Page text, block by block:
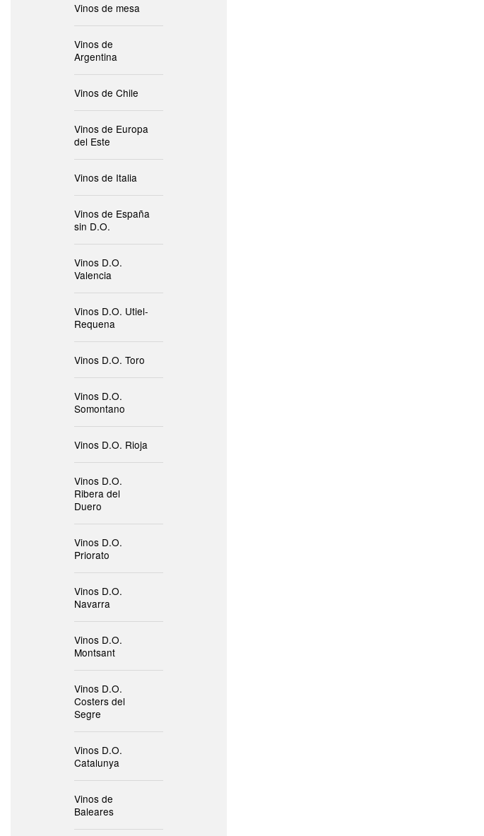
Vinos de mesa
Vinos de
Argentina
Vinos de Chile
Vinos de Europa
del Este
Vinos de Italia
Vinos de España
sin D.O.
Vinos D.O.
Valencia
Vinos D.O. Utiel-
Requena
Vinos D.O. Toro
Vinos D.O.
Somontano
Vinos D.O. Rioja
Vinos D.O.
Ribera del
Duero
Vinos D.O.
Priorato
Vinos D.O.
Navarra
Vinos D.O.
Montsant
Vinos D.O.
Costers del
Segre
Vinos D.O.
Catalunya
Vinos de
Baleares